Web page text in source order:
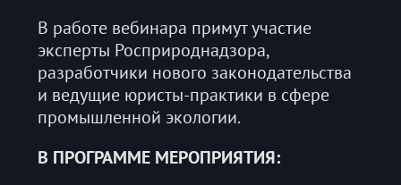
В работе вебинара примут участие
эксперты Росприроднадзора,
разработчики нового законодательства
и ведущие юристы-практики в сфере
промышленной экологии.
В ПРОГРАММЕ МЕРОПРИЯТИЯ: